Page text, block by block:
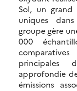
Sol, un grand
uniques
groupe gère
000
principales
approfondie
émissions